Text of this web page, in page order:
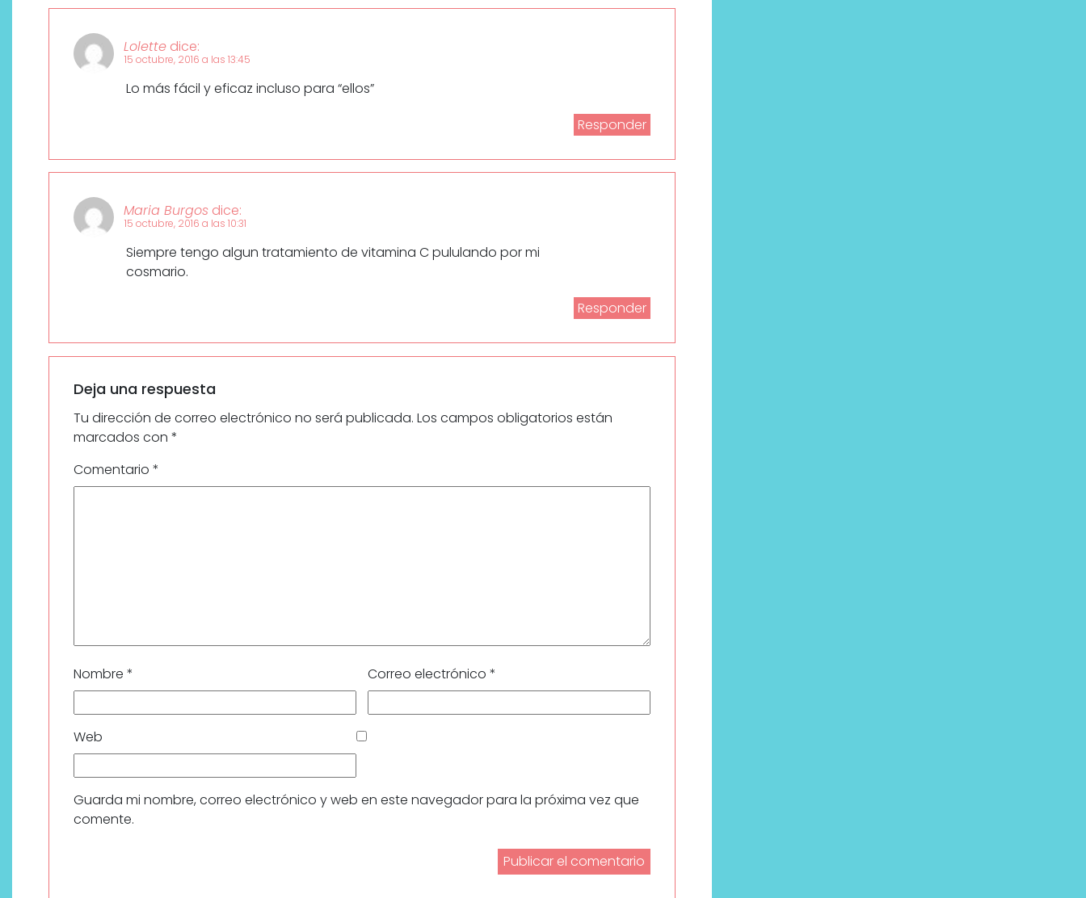
Lolette dice:
15 octubre, 2016 a las 13:45
Lo más fácil y eficaz incluso para “ellos”
Responder
Maria Burgos dice:
15 octubre, 2016 a las 10:31
Siempre tengo algun tratamiento de vitamina C pululando por mi
cosmario.
Responder
Deja una respuesta
Tu dirección de correo electrónico no será publicada. Los campos obligatorios están
marcados con *
Comentario *
Nombre * Correo electrónico*
Web
Guarda mi nombre, correo electrónico y web en este navegador para la próxima vez que
comente.